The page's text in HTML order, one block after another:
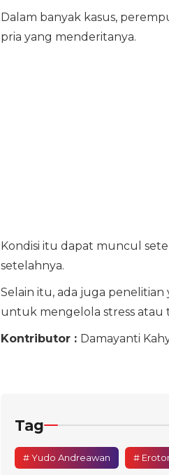
Dalam banyak kasus,
pria yang menderitanya.
Kondisi itu dapat muncul
setelahnya.
Selain itu, ada juga
untuk mengelola stress atau
Kontributor : Damayanti
Tag
# Yudo Andreawan #